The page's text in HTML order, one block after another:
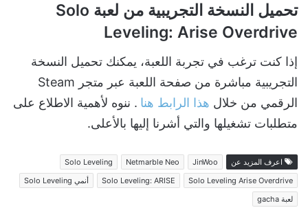
تحميل النسخة التجريبية من لعبة Solo
Leveling: Arise Overdrive
إذا كنت ترغب في تجربة اللعبة، يمكنك تحميل النسخة
التجريبية مباشرة من صفحة اللعبة عبر متجر Steam
الرقمي من خلال هذا الرابط هنا . ننوه لأهمية الاطلاع على
متطلبات تشغيلها والتي أشرنا إليها بالأعلى.
اعرف المزيد عن JinWoo
Netmarble Neo
Solo Leveling
Solo Leveling Arise Overdrive
Solo Leveling: ARISE
أنمي Solo Leveling
لعبة gacha